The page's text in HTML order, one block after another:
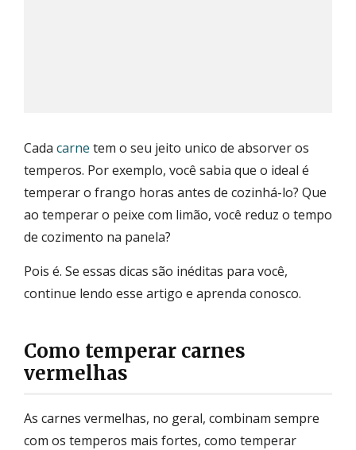
Cada carne tem o seu jeito unico de absorver os
temperos. Por exemplo, você sabia que o ideal é
temperar o frango horas antes de cozinhá-lo? Que
ao temperar o peixe com limão, você reduz o tempo
de cozimento na panela?
Pois é. Se essas dicas são inéditas para você,
continue lendo esse artigo e aprenda conosco.
Como temperar carnes
vermelhas
As carnes vermelhas, no geral, combinam sempre
com os temperos mais fortes, como temperar